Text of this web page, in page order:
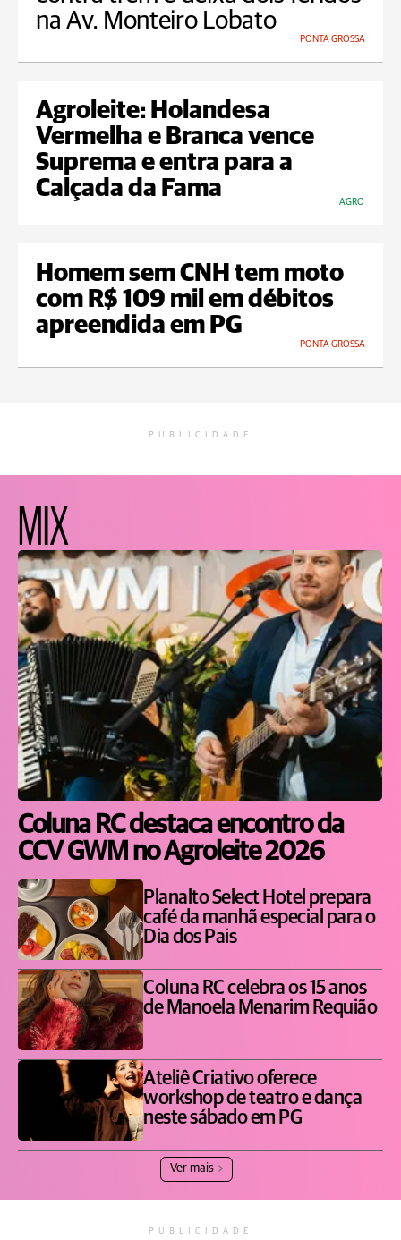
na Av. Monteiro Lobato
PONTA GROSSA
Agroleite: Holandesa
Vermelha e Branca vence
Suprema e entra para a
Calçada da Fama
AGRO
Homem sem CNH tem moto
com R$ 109 mil em débitos
apreendida em PG
PONTA GROSSA
PUBLICIDADE
MIX
Coluna RC destaca encontro da
CCV GWM no Agroleite 2026
Planalto Select Hotel prepara
café da manhã especial para o
Dia dos Pais
Coluna RC celebra os 15 anos
de Manoela Menarim Requião
Ateliê Criativo oferece
workshop de teatro e dança
neste sábado em PG
Ver mais
PUBLICIDADE